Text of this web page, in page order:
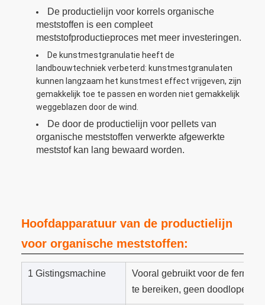
De productielijn voor korrels organische
meststoffen is een compleet
meststofproductieproces met meer investeringen.
De kunstmestgranulatie heeft de
landbouwtechniek verbeterd: kunstmestgranulaten
kunnen langzaam het kunstmest effect vrijgeven, zijn
gemakkelijk toe te passen en worden niet gemakkelijk
weggeblazen door de wind.
De door de productielijn voor pellets van
organische meststoffen verwerkte afgewerkte
meststof kan lang bewaard worden.
Hoofdapparatuur van de productielijn
voor organische meststoffen:
1 Gistingsmachine
Vooral gebruikt voor de
te bereiken, geen doodlopende